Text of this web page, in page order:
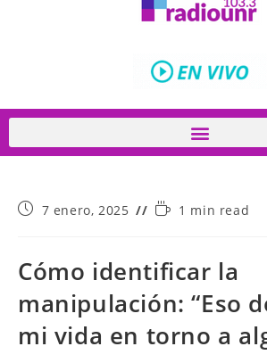
7 enero, 2025 1 min read
Cómo identificar la
manipulación: “Eso
mi vida en torno a